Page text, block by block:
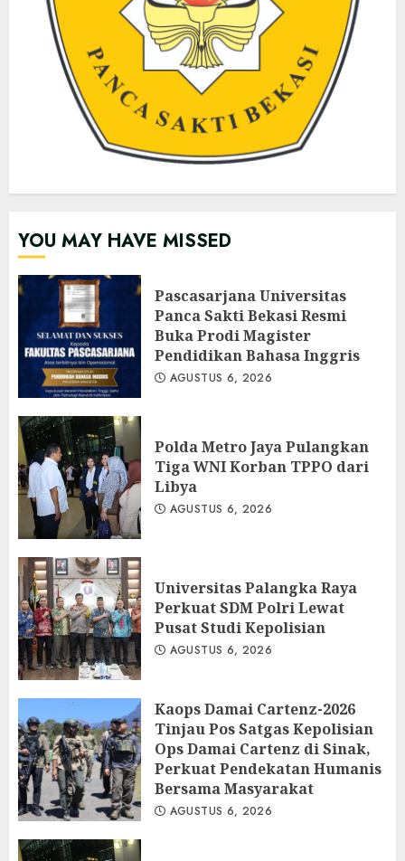
YOU MAY HAVE MISSED
Pascasarjana Universitas
Panca Sakti Bekasi Resmi
Buka Prodi Magister
Pendidikan Bahasa Inggris
AGUSTUS 6, 2026
Polda Metro Jaya Pulangkan
Tiga WNI Korban TPPO dari
Libya
AGUSTUS 6, 2026
Universitas Palangka Raya
Perkuat SDM Polri Lewat
Pusat Studi Kepolisian
AGUSTUS 6, 2026
Kaops Damai Cartenz-2026
Tinjau Pos Satgas Kepolisian
Ops Damai Cartenz di Sinak,
Perkuat Pendekatan Humanis
Bersama Masyarakat
AGUSTUS 6, 2026